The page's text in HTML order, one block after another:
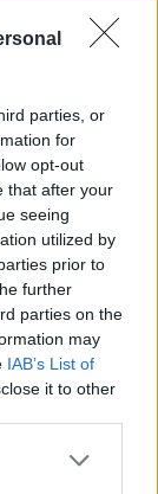
parties, or
for
opt-out
that after your
seeing
utilized by
prior to
further
parties on the
may
IAB’s List of
it to other
PLUS
Risør